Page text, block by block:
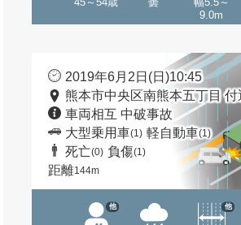
9.0m
2019年6月2日(日)10:45
熊本市中央区南熊本五丁目 付
車両相互 中破事故
大型乗用車(1) 軽自動車(1)
死亡(0) 負傷(1)
距離144m
他 他